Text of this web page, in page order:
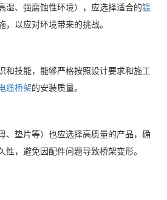
湿、强腐蚀性环境），应选择适合的镀
，以应对环境带来的挑战。
和技能，能够严格按照设计要求和施工
缆桥架的安装质量。
、垫片等）也应选择高质量的产品，确
性，避免因配件问题导致桥架变形。